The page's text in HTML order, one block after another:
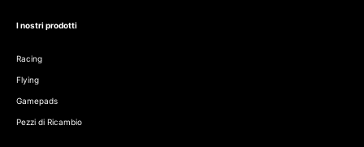
I nostri prodotti
Racing
Flying
Gamepads
Pezzi di Ricambio